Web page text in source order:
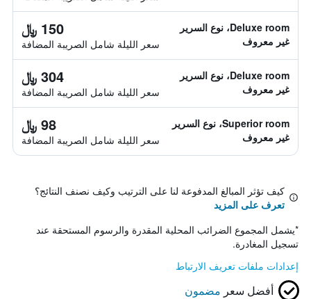
Deluxe room، نوع السرير
غير معروف
150 ﷼
سعر الليلة شامل الصريبة المضافة
Deluxe room، نوع السرير
غير معروف
304 ﷼
سعر الليلة شامل الصريبة المضافة
Superior room، نوع السرير
غير معروف
98 ﷼
سعر الليلة شامل الصريبة المضافة
كيف تؤثر المبالغ المدفوعة لنا على الترتيب وكيف نصنف النتائج؟
تعرف على المزيد
*يشمل المجموع الضرائب المحلية المقدرة والرسوم المستحقة عند
تسجيل المغادرة.
إعدادات ملفات تعريف الارتباط
أفضل سعر مضمون